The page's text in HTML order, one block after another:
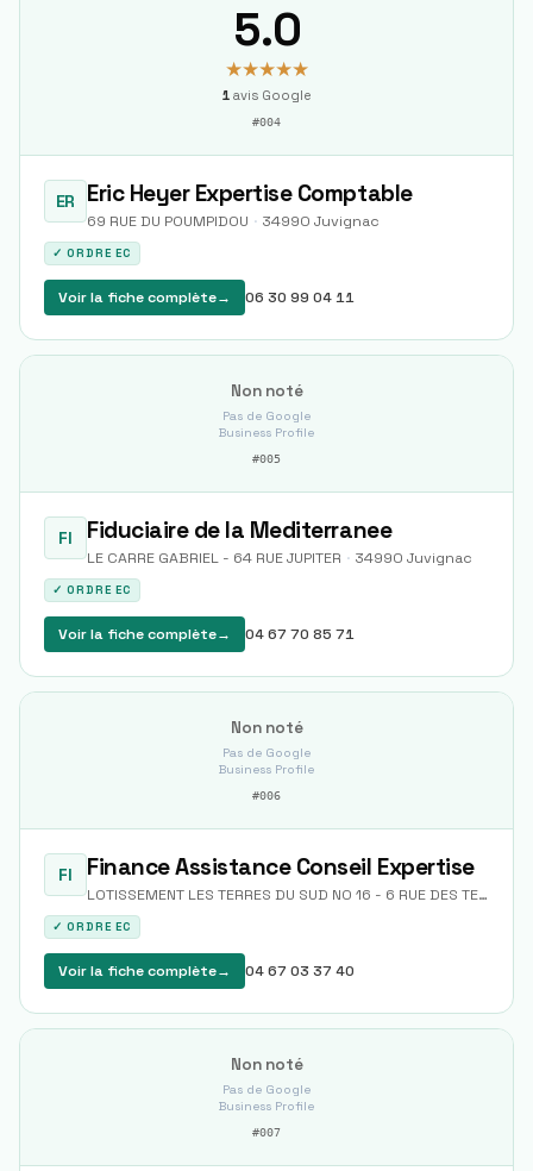
5.0
★★★★★
1 avis Google
#004
ER Eric Heyer Expertise Comptable
69 RUE DU POUMPIDOU · 34990 Juvignac
✓ ORDRE EC
Voir la fiche complète→ 06 30 99 04 11
Non noté
Pas de Google
Business Profile
#005
FI Fiduciaire de la Mediterranee
LE CARRE GABRIEL - 64 RUE JUPITER · 34990 Juvignac
✓ ORDRE EC
Voir la fiche complète→ 04 67 70 85 71
Non noté
Pas de Google
Business Profile
#006
FI Finance Assistance Conseil Expertise
LOTISSEMENT LES TERRES DU SUD N0 16 - 6 RUE DES TERRES DU SUD
✓ ORDRE EC
Voir la fiche complète→ 04 67 03 37 40
Non noté
Pas de Google
Business Profile
#007